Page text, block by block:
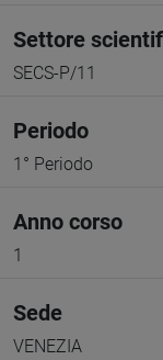
Settore
SECS-P/11
Periodo
1° Periodo
Anno corso
1
Sede
VENEZIA